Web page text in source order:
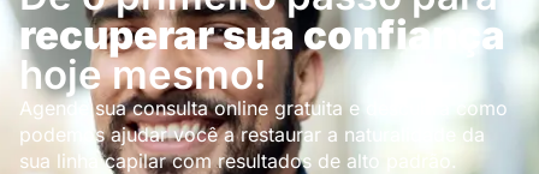
recuperar sua confiança
hoje mesmo!
Agende sua consulta online gratuita e descubra como
podemos ajudar você a restaurar a naturalidade da
sua linha capilar com resultados de alto padrão.